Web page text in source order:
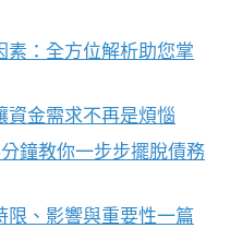
素：全方位解析助您掌
資金需求不再是煩惱
鐘教你一步步擺脫債務
限、影響與重要性一篇